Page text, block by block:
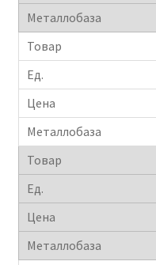
Крепеж
Расходные материалы
Спецодежда и СИЗ
Хозтовары
Заказ